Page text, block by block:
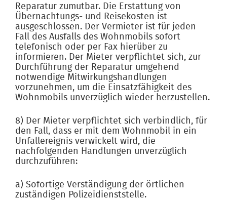
Reparatur zumutbar. Die Erstattung von
Übernachtungs- und Reisekosten ist
ausgeschlossen. Der Vermieter ist für jeden
Fall des Ausfalls des Wohnmobils sofort
telefonisch oder per Fax hierüber zu
informieren. Der Mieter verpflichtet sich, zur
Durchführung der Reparatur umgehend
notwendige Mitwirkungshandlungen
vorzunehmen, um die Einsatzfähigkeit des
Wohnmobils unverzüglich wieder herzustellen.
8) Der Mieter verpflichtet sich verbindlich, für
den Fall, dass er mit dem Wohnmobil in ein
Unfallereignis verwickelt wird, die
nachfolgenden Handlungen unverzüglich
durchzuführen:
a) Sofortige Verständigung der örtlichen
zuständigen Polizeidienststelle.